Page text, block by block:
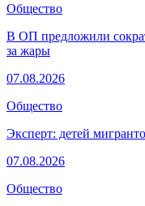
Общество
В ОП предложили
за жары
07.08.2026
Общество
Эксперт: детей
07.08.2026
Общество